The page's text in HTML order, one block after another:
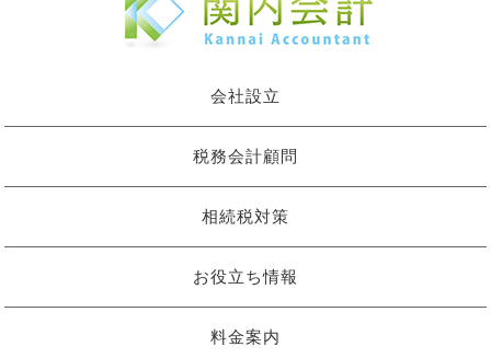
会社設立
税務会計顧問
相続税対策
お役立ち情報
料金案内